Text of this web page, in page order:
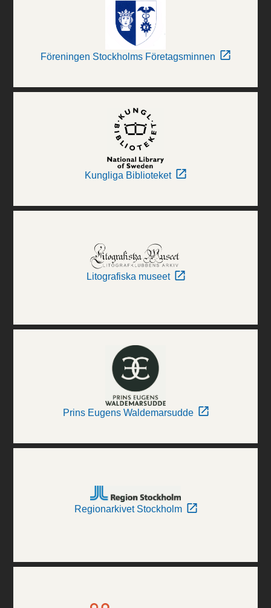
Föreningen Stockholms Företagsminnen
Kungliga Biblioteket
Litografiska museet
Prins Eugens Waldemarsudde
Regionarkivet Stockholm